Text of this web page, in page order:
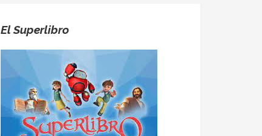
El Superlibro